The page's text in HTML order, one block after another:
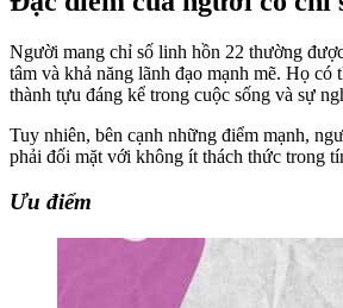
Người mang chỉ số linh hồn 22 thường
tâm và khả năng lãnh đạo mạnh mẽ. Họ có
thành tựu đáng kể trong cuộc sống và sự
Tuy nhiên, bên cạnh những điểm mạnh,
phải đối mặt với không ít thách thức trong
Ưu điểm